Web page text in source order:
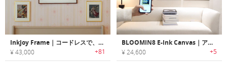
InkJoy Frame｜コードレスで、本物の髪のように見えるeペーパーキャンバス
¥ 43,000 +81
BLOOMIN8 E-Ink Canvas｜アナログの絵画のように見える、コードレスEインクスマートキャンバス
¥ 24,600 +5